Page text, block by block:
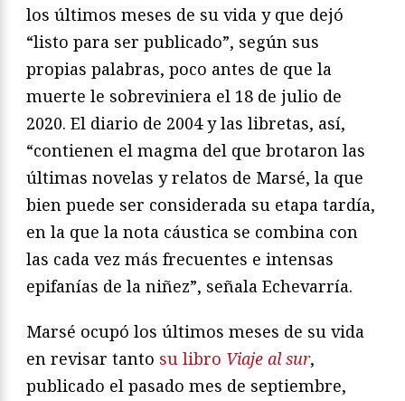
los últimos meses de su vida y que dejó
“listo para ser publicado”, según sus
propias palabras, poco antes de que la
muerte le sobreviniera el 18 de julio de
2020. El diario de 2004 y las libretas, así,
“contienen el magma del que brotaron las
últimas novelas y relatos de Marsé, la que
bien puede ser considerada su etapa tardía,
en la que la nota cáustica se combina con
las cada vez más frecuentes e intensas
epifanías de la niñez”, señala Echevarría.
Marsé ocupó los últimos meses de su vida
en revisar tanto su libro Viaje al sur,
publicado el pasado mes de septiembre,